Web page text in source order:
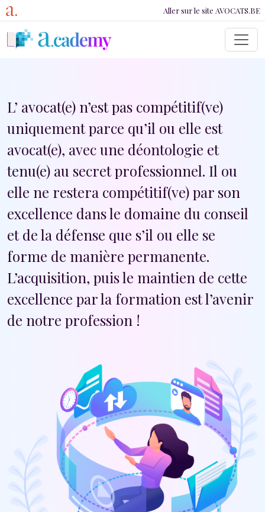
Aller au contenu principal Lien vers
Aller sur le site AVOCATS.BE
L’avocat(e) n’est pas compétitif(ve)
uniquement parce qu’il ou elle est
avocat(e), avec une déontologie et
tenu(e) au secret professionnel. Il ou
elle ne restera compétitif(ve) par son
excellence dans le domaine du conseil
et de la défense que s’il ou elle se
forme de manière permanente.
L’acquisition, puis le maintien de cette
excellence par la formation est l’avenir
de notre profession !